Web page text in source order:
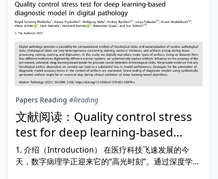
Papers Reading #Reading
文献阅读：Quality control stress
test for deep learning-based
diagnostic model in digital
pathology
1. 介绍（Introduction） 在医疗科技飞速发展的今
天，数字病理学正迎来它的“高光时刻”。通过深度学习